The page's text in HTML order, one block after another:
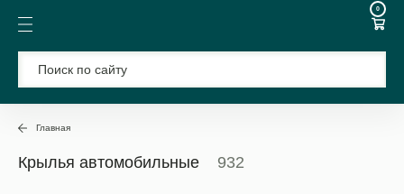
0
Главная
Крылья автомобильные 932